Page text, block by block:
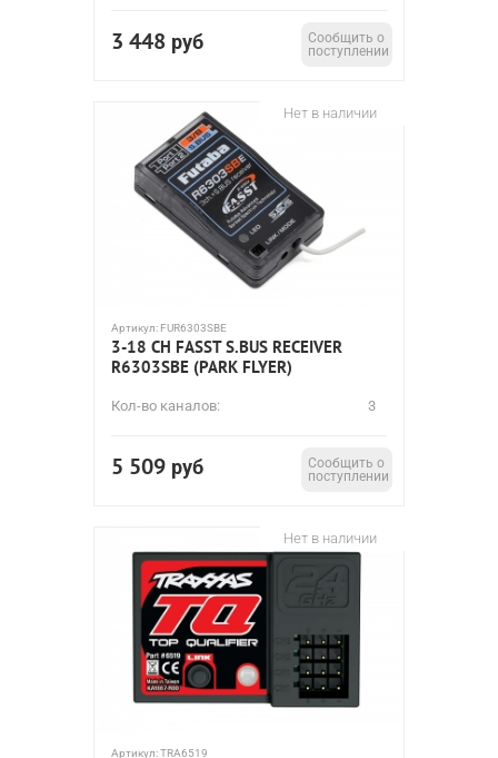
3 448 руб
Сообщить о
поступлении
Нет в наличии
Артикул: FUR6303SBE
3-18 CH FASST S.BUS RECEIVER
R6303SBE (PARK FLYER)
Кол-во каналов: 3
5 509 руб
Сообщить о
поступлении
Нет в наличии
Артикул:TRA6519